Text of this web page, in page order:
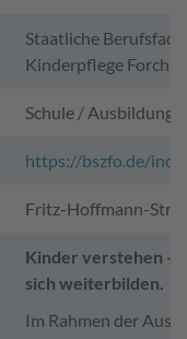
Staatliche
Kinderpflege
Schule / Ausbildung
https://bszfo.de/
Fritz-Hoffmann-Str.
Kinder verstehen –
sich weiterbilden.
Im Rahmen der